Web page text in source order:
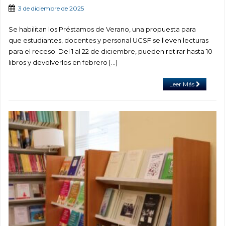
3 de diciembre de 2025
Se habilitan los Préstamos de Verano, una propuesta para
que estudiantes, docentes y personal UCSF se lleven lecturas
para el receso. Del 1 al 22 de diciembre, pueden retirar hasta 10
libros y devolverlos en febrero […]
Leer Más